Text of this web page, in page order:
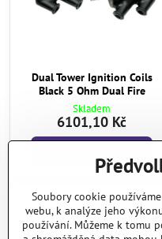
Dual Tower Ignition Coils
Black 5 Ohm Dual Fire
Skladem
6101,10 Kč
Soubory cookie
webu, k analýze jeho
používání. Můžeme k tomu